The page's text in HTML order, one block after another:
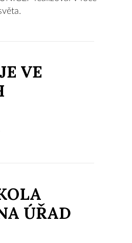
VE
ÚŘAD